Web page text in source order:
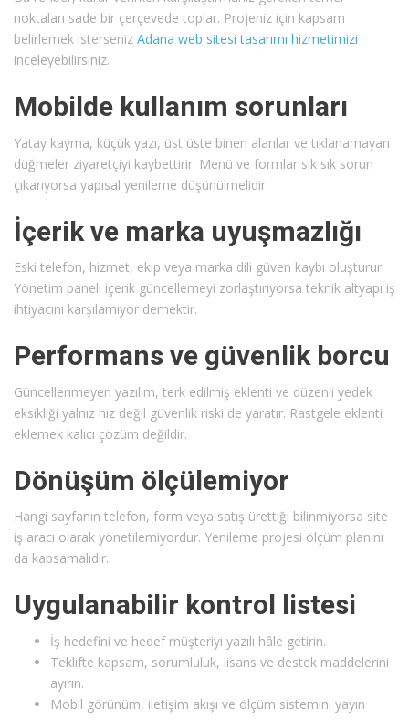
noktaları sade bir çerçevede toplar. Projeniz için kapsam
belirlemek isterseniz Adana web sitesi tasarımı hizmetimizi
inceleyebilirsiniz.
Mobilde kullanım sorunları
Yatay kayma, küçük yazı, üst üste binen alanlar ve tıklanamayan
düğmeler ziyaretçiyi kaybettirir. Menü ve formlar sık sık sorun
çıkarıyorsa yapısal yenileme düşünülmelidir.
İçerik ve marka uyuşmazlığı
Eski telefon, hizmet, ekip veya marka dili güven kaybı oluşturur.
Yönetim paneli içerik güncellemeyi zorlaştırıyorsa teknik altyapı iş
ihtiyacını karşılamıyor demektir.
Performans ve güvenlik borcu
Güncellenmeyen yazılım, terk edilmiş eklenti ve düzenli yedek
eksikliği yalnız hız değil güvenlik riski de yaratır. Rastgele eklenti
eklemek kalıcı çözüm değildir.
Dönüşüm ölçülemiyor
Hangi sayfanın telefon, form veya satış ürettiği bilinmiyorsa site
iş aracı olarak yönetilemiyordur. Yenileme projesi ölçüm planını
da kapsamalıdır.
Uygulanabilir kontrol listesi
İş hedefini ve hedef müşteriyi yazılı hâle getirin.
Teklifte kapsam, sorumluluk, lisans ve destek maddelerini
ayırın.
Mobil görünüm, iletişim akışı ve ölçüm sistemini yayın